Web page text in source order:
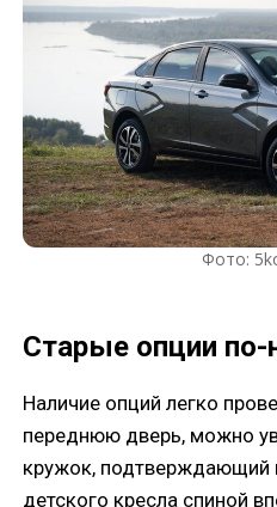
Фото:
Старые опции
Наличие опций легко
переднюю дверь, можно
кружок, подтверждающий
детского кресла спиной